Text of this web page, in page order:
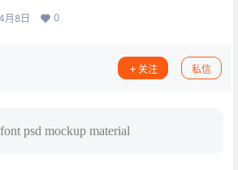
月8日 0
关注 私信
psd mockup material